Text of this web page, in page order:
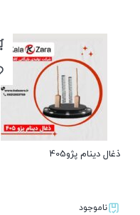
ذغال دینام پژو405
ناموجود